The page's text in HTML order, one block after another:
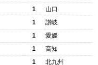
1
山口
1
讃岐
1
愛媛
1
高知
1
北九州